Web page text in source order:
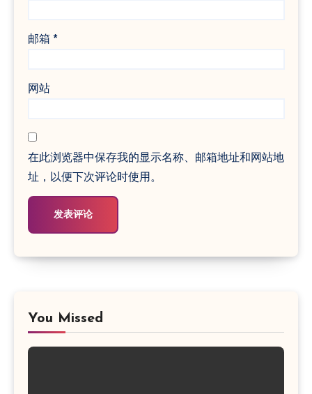
邮箱 *
网站
在此浏览器中保存我的显示名称、邮箱地址和网站地
址，以便下次评论时使用。
You Missed